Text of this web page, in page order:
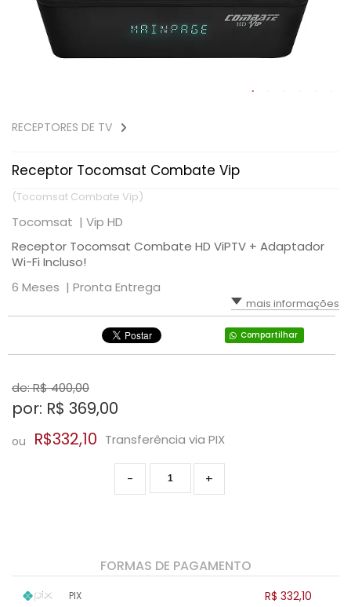
RECEPTORES DE TV
Receptor Tocomsat Combate Vip
(Tocomsat Combate Vip)
Tocomsat | Vip HD
Receptor Tocomsat Combate HD ViPTV + Adaptador
Wi-Fi Incluso!
6 Meses | Pronta Entrega
mais informações
Compartilhar
de: R$400,00
por: R$ 369,00
ou R$332,10 Transferência via PIX
+
-
FORMAS DE PAGAMENTO
PIX R$ 332,10